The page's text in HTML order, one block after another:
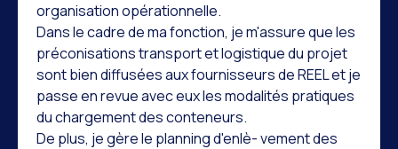
organisation opérationnelle.
Dans le cadre de ma fonction, je m'assure que les
préconisations transport et logistique du projet
sont bien diffusées aux fournisseurs de REEL et je
passe en revue avec eux les modalités pratiques
du chargement des conteneurs.
De plus, je gère le planning d'enlè- vement des